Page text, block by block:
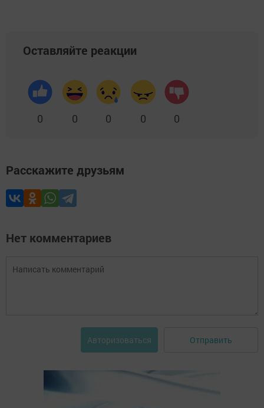
Оставляйте реакции
0 0 0 0 0
Расскажите друзьям
Нет комментариев
Авторизоваться Отправить